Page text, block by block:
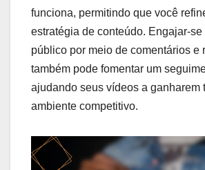
funciona, permitindo que você
estratégia de conteúdo. Engajar-se
público por meio de comentários e
também pode fomentar um
ajudando seus vídeos a ganharem
ambiente competitivo.